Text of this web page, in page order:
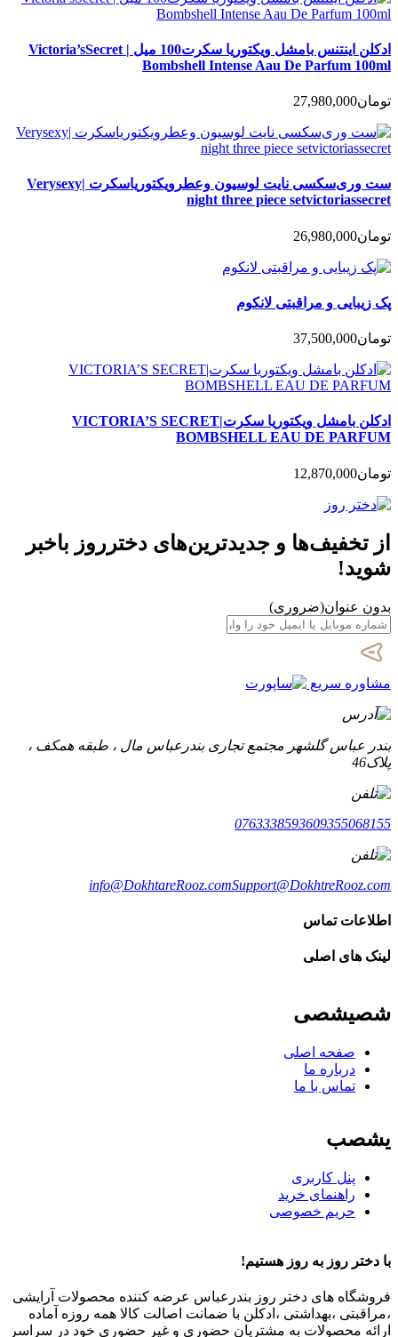
ادکلن اینتنس بامشل ویکتوریا سکرت100 میل | Victoria’sSecret
Bombshell Intense Aau De Parfum 100ml
تومان27,980,000
ست وری‌سکسی نایت‌ لوسیون وعطرویکتوریا‌سکرت |Verysexy
night three piece setvictoriassecret
تومان26,980,000
پک زیبایی و مراقبتی لانکوم
تومان37,500,000
ادکلن بامشل ویکتوریا سکرت|VICTORIA’S SECRET
BOMBSHELL EAU DE PARFUM
تومان12,870,000
از تخفیف‌ها و جدیدترین‌های دخترروز باخبر
شوید!
بدون عنوان(ضروری)
مشاوره سریع
بندر عباس گلشهر مجتمع تجاری بندرعباس مال ، طبقه همکف ،
پلاک46
0763338593609355068155
info@DokhtareRooz.comSupport@DokhtreRooz.com
اطلاعات تماس
لینک های اصلی
شصیشصی
صفحه اصلی
درباره ما
تماس با ما
یشصب
پنل کاربری
راهنمای خرید
حریم خصوصی
با دختر روز به روز هستیم!
فروشگاه های دختر روز بندرعباس عرضه کننده محصولات آرایشی
،مراقبتی ،بهداشتی ،ادکلن با ضمانت اصالت کالا همه روزه آماده
ارائه محصولات به مشتریان حضوری و غیر حضوری خود در سراسر